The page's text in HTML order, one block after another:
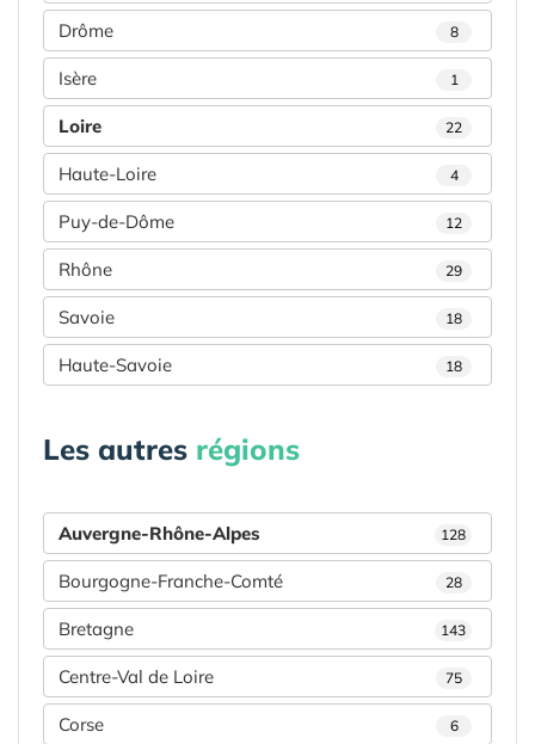
Drôme 8
Isère 1
Loire 22
Haute-Loire 4
Puy-de-Dôme 12
Rhône 29
Savoie 18
Haute-Savoie 18
Les autres régions
Auvergne-Rhône-Alpes 128
Bourgogne-Franche-Comté 28
Bretagne 143
Centre-Val de Loire 75
Corse 6